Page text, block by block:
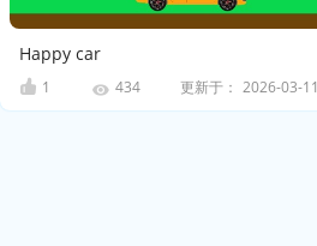
Happy car
1 434 更新于： 2026-03-11